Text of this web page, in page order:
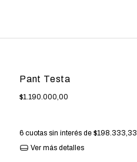
Pant Testa
$1.190.000,00
6 cuotas sin interés de $198.333,33
Ver más detalles